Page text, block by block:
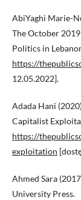
AbiYaghi Marie-
The October
Politics in
https://
12.05.2022].
Adada Hani
Capitalist
https://
exploitation
Ahmed Sara
University Press.